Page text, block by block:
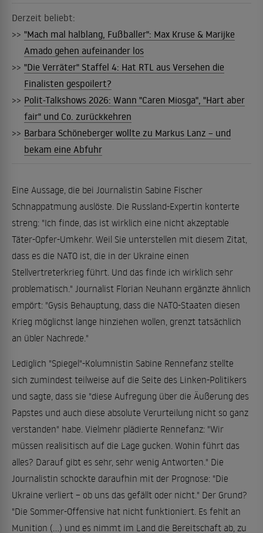
Derzeit beliebt:
>> "Mach mal halblang, Fußballer": Max Kruse & Marijke
Amado gehen aufeinander los
>> "Die Verräter" Staffel 4: Hat RTL aus Versehen die
Finalisten gespoilert?
>> Polit-Talkshows 2026: Wann "Caren Miosga", "Hart aber
fair" und Co. zurückkehren
>> Barbara Schöneberger wollte zu Markus Lanz – und
bekam eine Abfuhr
Eine Aussage, die bei Journalistin Sabine Fischer
Schnappatmung auslöste. Die Russland-Expertin konterte
streng: "Ich finde, das ist wirklich eine nicht akzeptable
Täter-Opfer-Umkehr. Weil Sie unterstellen mit diesem Zitat,
dass es die NATO ist, die in der Ukraine einen
Stellvertreterkrieg führt. Und das finde ich wirklich sehr
problematisch." Journalist Florian Neuhann ergänzte ähnlich
empört: "Gysis Behauptung, dass die NATO-Staaten diesen
Krieg möglichst lange hinziehen wollen, grenzt tatsächlich
an übler Nachrede."
Lediglich "Spiegel"-Kolumnistin Sabine Rennefanz stellte
sich zumindest teilweise auf die Seite des Linken-Politikers
und sagte, dass sie "diese Aufregung über die Äußerung des
Papstes und auch diese absolute Verurteilung nicht so ganz
verstanden" habe. Vielmehr plädierte Rennefanz: "Wir
müssen realisitisch auf die Lage gucken. Wohin führt das
alles? Darauf gibt es sehr, sehr wenig Antworten." Die
Journalistin schockte daraufhin mit der Prognose: "Die
Ukraine verliert – ob uns das gefällt oder nicht." Der Grund?
"Die Sommer-Offensive hat nicht funktioniert. Es fehlt an
Munition (...) und es nimmt im Land die Bereitschaft ab, zu